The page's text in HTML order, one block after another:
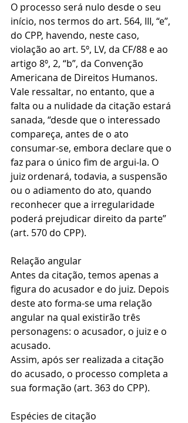
O processo será nulo desde o seu
início, nos termos do art. 564, III, “e”,
do CPP, havendo, neste caso,
violação ao art. 5º, LV, da CF/88 e ao
artigo 8º, 2, “b”, da Convenção
Americana de Direitos Humanos.
Vale ressaltar, no entanto, que a
falta ou a nulidade da citação estará
sanada, “desde que o interessado
compareça, antes de o ato
consumar-se, embora declare que o
faz para o único fim de argui-la. O
juiz ordenará, todavia, a suspensão
ou o adiamento do ato, quando
reconhecer que a irregularidade
poderá prejudicar direito da parte”
(art. 570 do CPP).
Relação angular
Antes da citação, temos apenas a
figura do acusador e do juiz. Depois
deste ato forma-se uma relação
angular na qual existirão três
personagens: o acusador, o juiz e o
acusado.
Assim, após ser realizada a citação
do acusado, o processo completa a
sua formação (art. 363 do CPP).
Espécies de citação